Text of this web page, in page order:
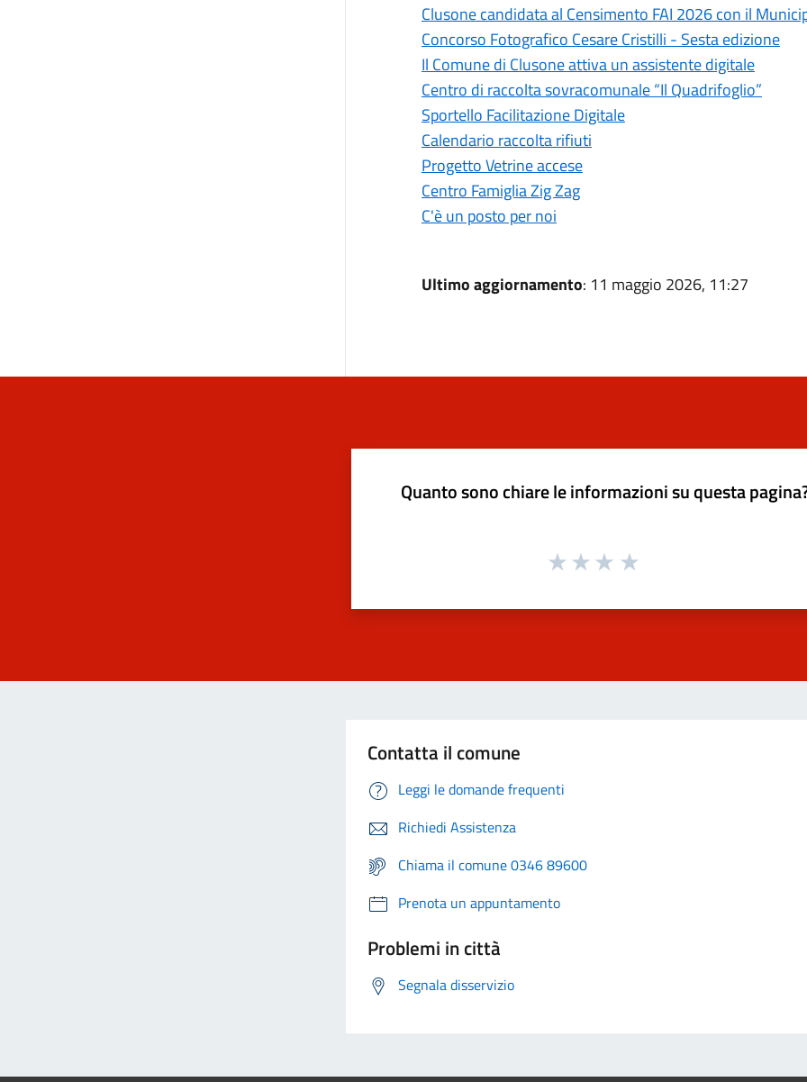
Clusone candidata al Censimento FAI 2026 con il
Concorso Fotografico Cesare Cristilli - Sesta edizione
Il Comune di Clusone attiva un assistente digitale
Centro di raccolta sovracomunale “Il Quadrifoglio”
Sportello Facilitazione Digitale
Calendario raccolta rifiuti
Progetto Vetrine accese
Centro Famiglia Zig Zag
C'è un posto per noi
Ultimo aggiornamento: 11 maggio 2026, 11:27
Quanto sono chiare le informazioni su questa
Contatta il comune
Leggi le domande frequenti
Richiedi Assistenza
Chiama il comune 0346 89600
Prenota un appuntamento
Problemi in città
Segnala disservizio